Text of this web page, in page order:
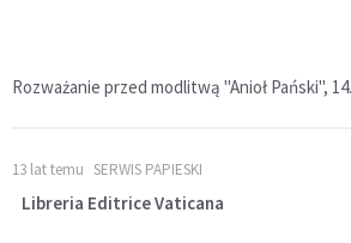
Rozważanie przed modlitwą "Anioł Pański",
13 lat temu SERWIS PAPIESKI
Libreria Editrice Vaticana